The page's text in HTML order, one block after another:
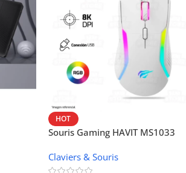
HOT
Souris Gaming HAVIT MS1033
Claviers & Souris